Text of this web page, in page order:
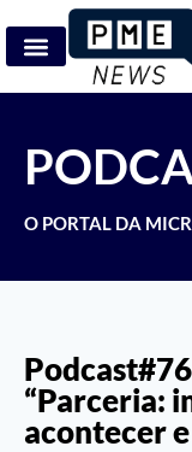
O PORTAL DA
“Parceria:
acontecer